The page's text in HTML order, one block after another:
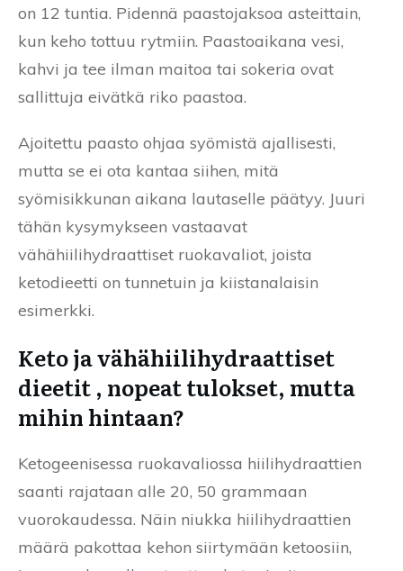
on 12 tuntia. Pidennä paastojaksoa asteittain,
kun keho tottuu rytmiin. Paastoaikana vesi,
kahvi ja tee ilman maitoa tai sokeria ovat
sallittuja eivätkä riko paastoa.
Ajoitettu paasto ohjaa syömistä ajallisesti,
mutta se ei ota kantaa siihen, mitä
syömisikkunan aikana lautaselle päätyy. Juuri
tähän kysymykseen vastaavat
vähähiilihydraattiset ruokavaliot, joista
ketodieetti on tunnetuin ja kiistanalaisin
esimerkki.
Keto ja vähähiilihydraattiset
dieetit , nopeat tulokset, mutta
mihin hintaan?
Ketogeenisessa ruokavaliossa hiilihydraattien
saanti rajataan alle 20, 50 grammaan
vuorokaudessa. Näin niukka hiilihydraattien
määrä pakottaa kehon siirtymään ketoosiin,